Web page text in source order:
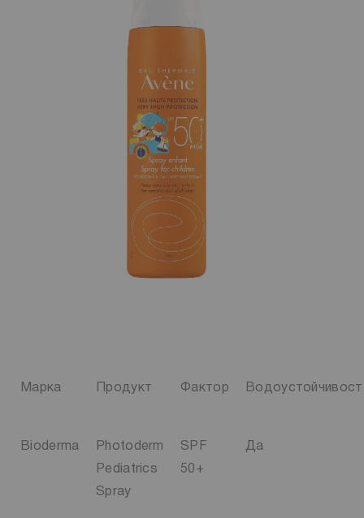
Марка Продукт Фактор Водоустойчивост
Bioderma
Photoderm
Pediatrics
Spray
SPF
50+
Да